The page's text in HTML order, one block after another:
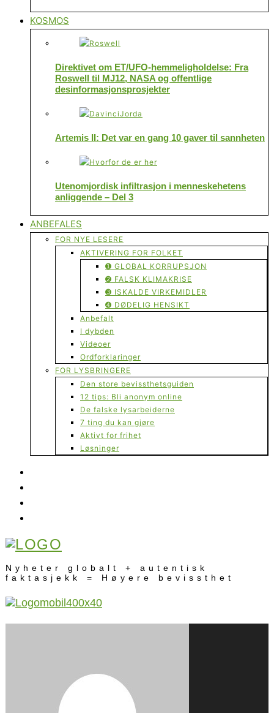
KOSMOS
Direktivet om ET/UFO-hemmeligholdelse: Fra
Roswell til MJ12, NASA og offentlige
desinformasjonsprosjekter
Artemis II: Det var en gang 10 gaver til sannheten
Utenomjordisk infiltrasjon i menneskehetens
anliggende – Del 3
ANBEFALES
FOR NYE LESERE
AKTIVERING FOR FOLKET
➊ GLOBAL KORRUPSJON
➋ FALSK KLIMAKRISE
➌ ISKALDE VIRKEMIDLER
➍ DØDELIG HENSIKT
Anbefalt
I dybden
Videoer
Ordforklaringer
FOR LYSBRINGERE
Den store bevissthetsguiden
12 tips: Bli anonym online
De falske lysarbeiderne
7 ting du kan gjøre
Aktivt for frihet
Løsninger
Nyheter globalt + autentisk
faktasjekk = Høyere bevissthet